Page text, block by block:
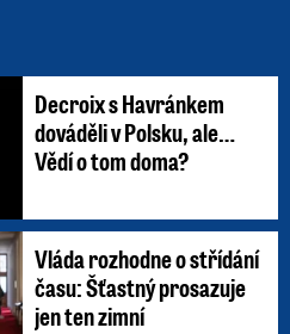
Decroix s Havránkem
dováděli v Polsku, ale…
Vědí o tom doma?
Vláda rozhodne o střídání
času: Šťastný prosazuje
jen ten zimní